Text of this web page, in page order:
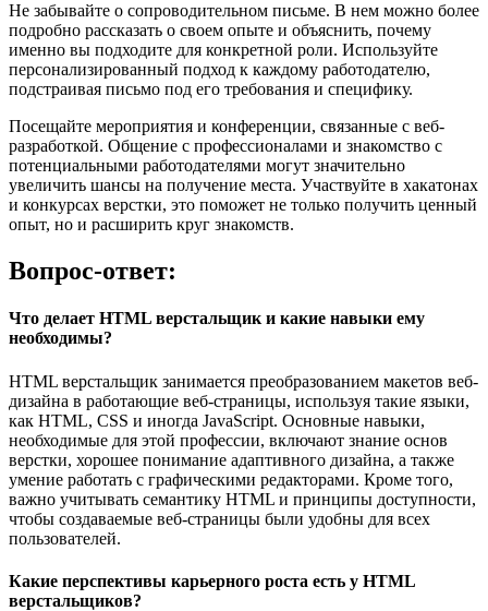
Не забывайте о сопроводительном письме. В нем можно более
подробно рассказать о своем опыте и объяснить, почему
именно вы подходите для конкретной роли. Используйте
персонализированный подход к каждому работодателю,
подстраивая письмо под его требования и специфику.
Посещайте мероприятия и конференции, связанные с веб-
разработкой. Общение с профессионалами и знакомство с
потенциальными работодателями могут значительно
увеличить шансы на получение места. Участвуйте в хакатонах
и конкурсах верстки, это поможет не только получить ценный
опыт, но и расширить круг знакомств.
Вопрос-ответ:
Что делает HTML верстальщик и какие навыки ему
необходимы?
HTML верстальщик занимается преобразованием макетов веб-
дизайна в работающие веб-страницы, используя такие языки,
как HTML, CSS и иногда JavaScript. Основные навыки,
необходимые для этой профессии, включают знание основ
верстки, хорошее понимание адаптивного дизайна, а также
умение работать с графическими редакторами. Кроме того,
важно учитывать семантику HTML и принципы доступности,
чтобы создаваемые веб-страницы были удобны для всех
пользователей.
Какие перспективы карьерного роста есть у HTML
верстальщиков?